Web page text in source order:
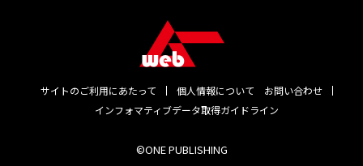
サイトのご利用にあたって 個人情報について
お問い合わせ
インフォマティブデータ取得ガイドライン
©ONE PUBLISHING